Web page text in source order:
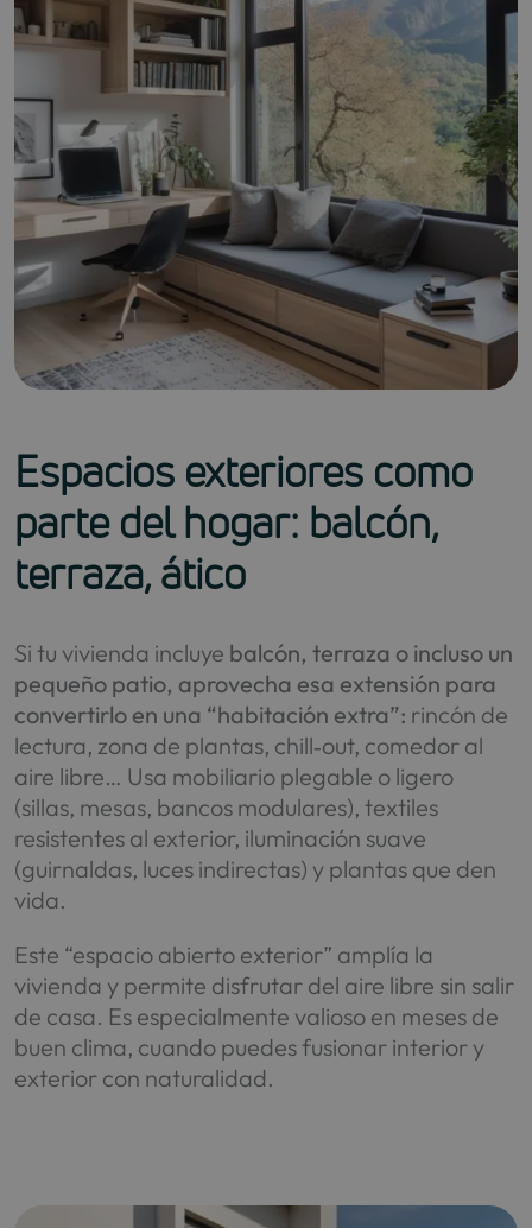
Espacios exteriores como
parte del hogar: balcón,
terraza, ático
Si tu vivienda incluye balcón, terraza o incluso un
pequeño patio, aprovecha esa extensión para
convertirlo en una “habitación extra”: rincón de
lectura, zona de plantas, chill‑out, comedor al
aire libre… Usa mobiliario plegable o ligero
(sillas, mesas, bancos modulares), textiles
resistentes al exterior, iluminación suave
(guirnaldas, luces indirectas) y plantas que den
vida.
Este “espacio abierto exterior” amplía la
vivienda y permite disfrutar del aire libre sin salir
de casa. Es especialmente valioso en meses de
buen clima, cuando puedes fusionar interior y
exterior con naturalidad.